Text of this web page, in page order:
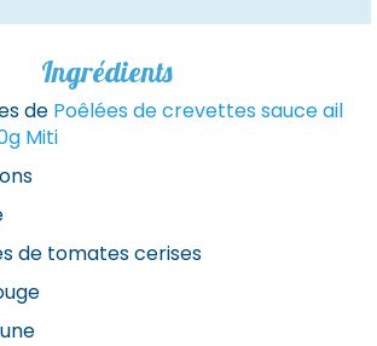
Ingrédients
de Poêlées de crevettes sauce ail
Miti
de tomates cerises